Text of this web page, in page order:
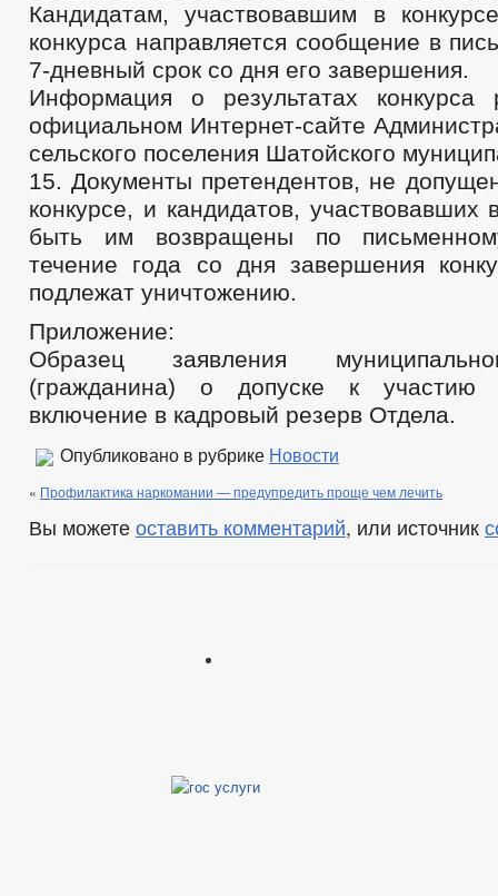
Кандидатам, участвовавшим в
конкурса направляется сообщение в
7-дневный срок со дня его завершения.
Информация о результатах конкурса
официальном Интернет-сайте
сельского поселения Шатойского
15. Документы претендентов, не
конкурсе, и кандидатов, участвовавших
быть им возвращены по
течение года со дня завершения
подлежат уничтожению.
Приложение:
Образец заявления
(гражданина) о допуске к
включение в кадровый резерв Отдела.
Опубликовано в рубрике Новости
« Профилактика наркомании — предупредить проще чем лечить
Вы можете оставить комментарий, или источник